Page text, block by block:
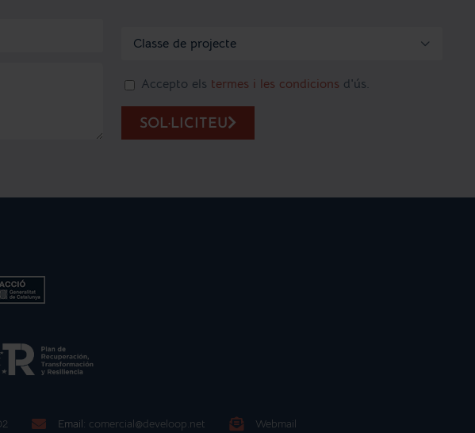

Accepto els termes i les condicions d'ús.
SOL·LICITEU
Email: comercial@develoop.net Webmail